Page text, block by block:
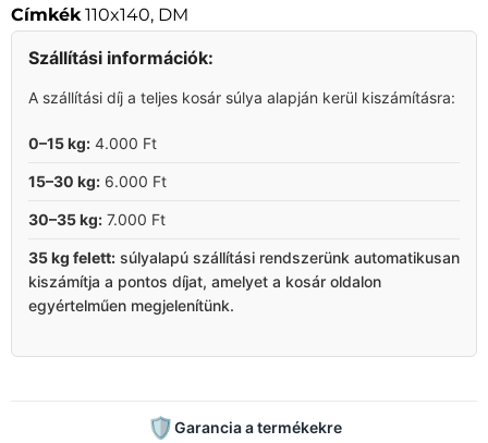
Címkék 110x140, DM
Szállítási információk:
A szállítási díj a teljes kosár súlya alapján kerül kiszámításra:
0–15 kg: 4.000 Ft
15–30 kg: 6.000 Ft
30–35 kg: 7.000 Ft
35 kg felett: súlyalapú szállítási rendszerünk automatikusan
kiszámítja a pontos díjat, amelyet a kosár oldalon
egyértelműen megjelenítünk.
🛡️Garancia a termékekre